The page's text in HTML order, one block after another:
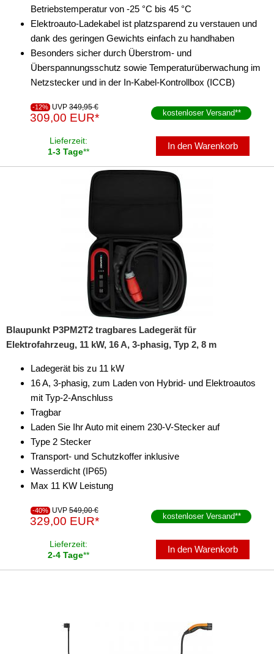
Betriebstemperatur von -25 °C bis 45 °C
Elektroauto-Ladekabel ist platzsparend zu verstauen und
dank des geringen Gewichts einfach zu handhaben
Besonders sicher durch Überstrom- und
Überspannungsschutz sowie Temperaturüberwachung im
Netzstecker und in der In-Kabel-Kontrollbox (ICCB)
-12% UVP 349,95 €
309,00 EUR* kostenloser Versand**
Lieferzeit:
1-3 Tage**
In den Warenkorb
Blaupunkt P3PM2T2 tragbares Ladegerät für
Elektrofahrzeug, 11 kW, 16 A, 3-phasig, Typ 2, 8 m
Ladegerät bis zu 11 kW
16 A, 3-phasig, zum Laden von Hybrid- und Elektroautos
mit Typ-2-Anschluss
Tragbar
Laden Sie Ihr Auto mit einem 230-V-Stecker auf
Type 2 Stecker
Transport- und Schutzkoffer inklusive
Wasserdicht (IP65)
Max 11 KW Leistung
-40% UVP 549,00 €
329,00 EUR* kostenloser Versand**
Lieferzeit:
2-4 Tage**
In den Warenkorb